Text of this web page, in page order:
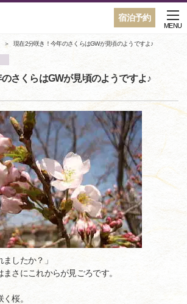
宿泊予約
MENU
現在2分咲き！今年のさくらはGWが見頃のようですよ♪
さくらはGWが見頃のようですよ♪
ましたか？」
さにこれからが見ごろです。
桜。